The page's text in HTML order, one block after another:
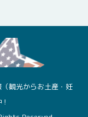
観光からお土産・妊